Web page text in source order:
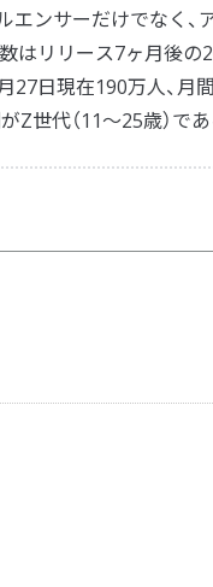
ンサーだけでなく、
はリリース7ヶ月後の
27日現在190万人、月
世代（11〜25歳）で